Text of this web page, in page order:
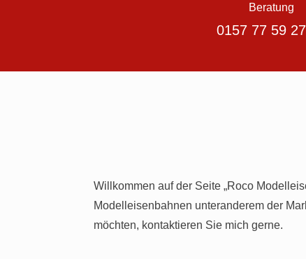
Beratung
0157 77 59
Willkommen auf der Seite „Roco
Modelleisenbahnen unteranderem der
möchten, kontaktieren Sie mich gerne.